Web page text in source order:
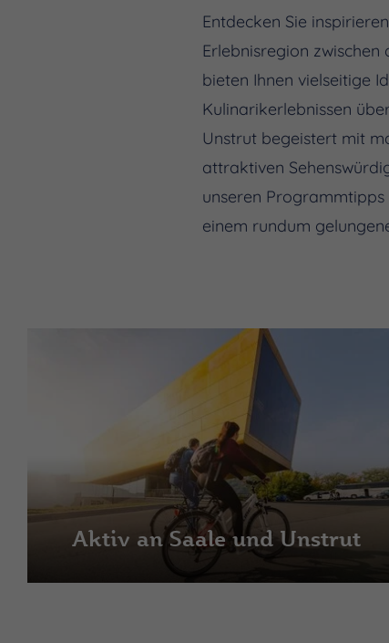
Entdecken Sie
Erlebnisregion
bieten Ihnen vielseitige
Kulinarikerlebnissen
Unstrut begeistert mit
attraktiven
unseren Programmtipps
einem rundum
(c)
Aktiv an Saale und Unstrut